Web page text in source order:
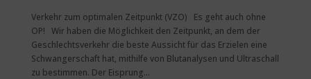
Verkehr zum optimalen Zeitpunkt (VZO) Es geht auch ohne
OP! Wir haben die Möglichkeit den Zeitpunkt, an dem der
Geschlechtsverkehr die beste Aussicht für das Erzielen eine
Schwangerschaft hat, mithilfe von Blutanalysen und Ultraschall
zu bestimmen. Der Eisprung...